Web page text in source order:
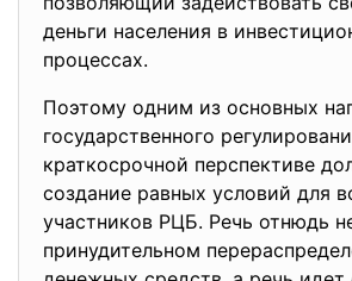
деньги населения в
процессах.
Поэтому одним из основных
государственного
краткосрочной перспективе
создание равных условий для
участников РЦБ. Речь отнюдь
принудительном